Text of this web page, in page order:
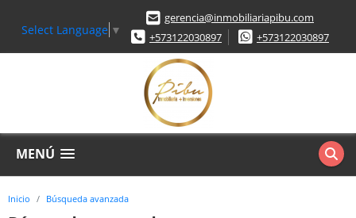
Select Language ▼
gerencia@inmobiliariapibu.com
+573122030897
+573122030897
MENÚ
Inicio Búsqueda avanzada